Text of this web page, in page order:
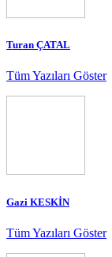
Turan ÇATAL
Tüm Yazıları Göster
Gazi KESKİN
Tüm Yazıları Göster